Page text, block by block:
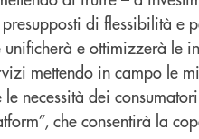
di flessibilità e
e ottimizzerà le
mettendo in campo le
necessità dei
che consentirà la